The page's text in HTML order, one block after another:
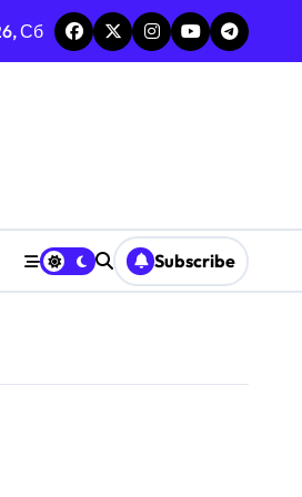
Сб
Subscribe